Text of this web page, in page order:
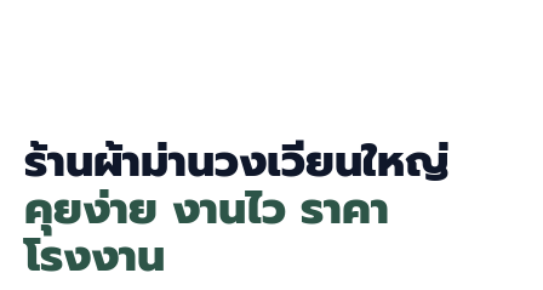
ร้านผ้าม่านวงเวียนใหญ่
คุยง่าย งานไว ราคา
โรงงาน